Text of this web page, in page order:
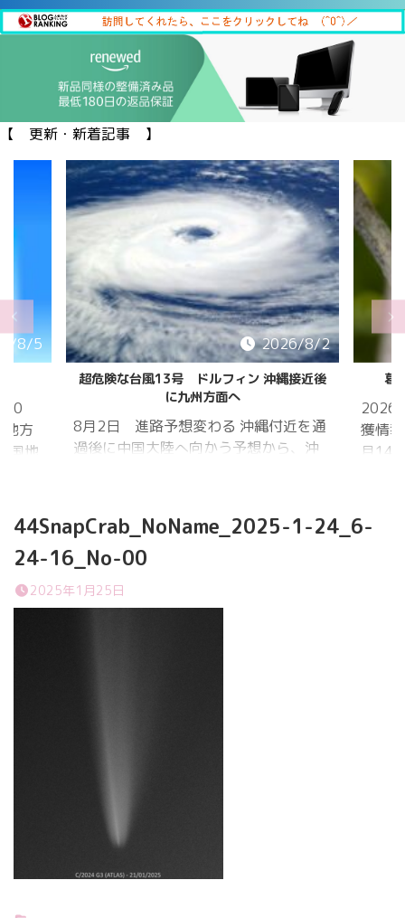
【 更新・新着記事 】
8/5
20
方
国地
2026/8/2
超危険な台風13号 ドルフィン 沖縄接近後
に九州方面へ
8月2日 進路予想変わる 沖縄付近を通
過後に中国大陸へ向かう予想から、沖
ヨーロッパ中
期予報センター 気象庁 8月31日
近海で猛烈な勢力へ 台風13号は、今
葛
2026
獲情
月14
か、
はか
44SnapCrab_NoName_2025-1-24_6-
24-16_No-00
2025年1月25日